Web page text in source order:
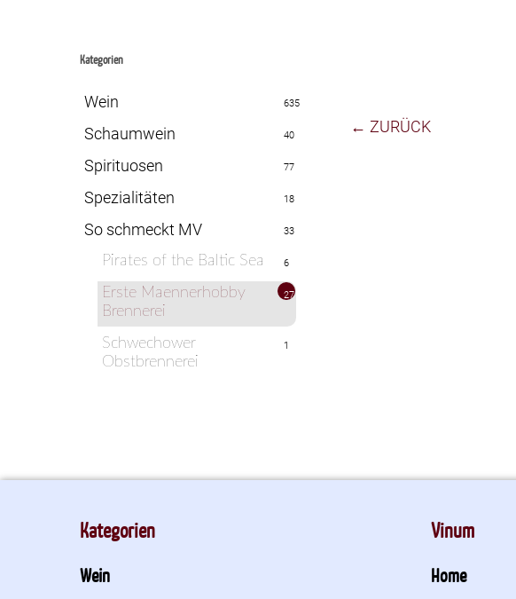
Kategorien
Wein 635
Schaumwein 40
Spirituosen 77
Spezialitäten 18
So schmeckt MV 33
Pirates of the Baltic Sea 6
Erste Maennerhobby
Brennerei
27
Schwechower
Obstbrennerei
1
← ZURÜCK
Kategorien
Wein
Vinum
Home